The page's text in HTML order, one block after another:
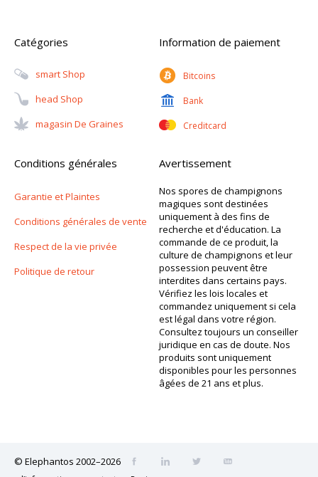
Catégories
Smart Shop
Head Shop
Magasin De Graines
Information de paiement
Bitcoins
Bank
Creditcard
Conditions générales
Garantie et Plaintes
Conditions générales de vente
Respect de la vie privée
Politique de retour
Avertissement
Nos spores de champignons
magiques sont destinées
uniquement à des fins de
recherche et d'éducation. La
commande de ce produit, la
culture de champignons et leur
possession peuvent être
interdites dans certains pays.
Vérifiez les lois locales et
commandez uniquement si cela
est légal dans votre région.
Consultez toujours un conseiller
juridique en cas de doute. Nos
produits sont uniquement
disponibles pour les personnes
âgées de 21 ans et plus.
© Elephantos 2002–2026